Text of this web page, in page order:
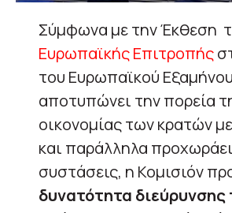
Σύμφωνα με την Έκθεση
Ευρωπαϊκής Επιτροπής
του Ευρωπαϊκού
αποτυπώνει την πορεία
οικονομίας των κρατών
και παράλληλα
συστάσεις, η Κομισιόν
δυνατότητα διεύρυνσης